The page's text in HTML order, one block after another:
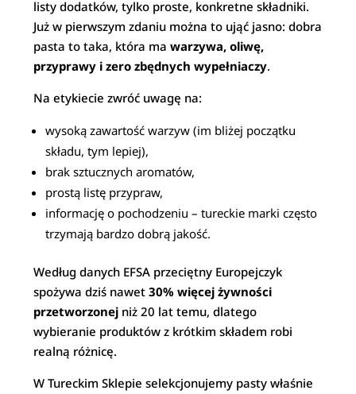
listy dodatków, tylko proste, konkretne składniki.
Już w pierwszym zdaniu można to ująć jasno: dobra
pasta to taka, która mawarzywa, oliwę,
przyprawy i zero zbędnych wypełniaczy.
Na etykiecie zwróć uwagę na:
wysoką zawartość warzyw (im bliżej początku
składu, tym lepiej),
brak sztucznych aromatów,
prostą listę przypraw,
informację o pochodzeniu – tureckie marki często
trzymają bardzo dobrą jakość.
Według danych EFSA przeciętny Europejczyk
spożywa dziś nawet30% więcej żywności
przetworzonej niż 20 lat temu, dlatego
wybieranie produktów z krótkim składem robi
realną różnicę.
W Tureckim Sklepie selekcjonujemy pasty właśnie